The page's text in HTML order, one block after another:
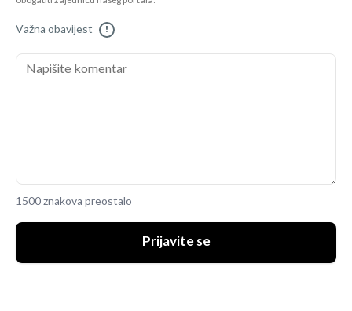
Važna obavijest !
1500 znakova preostalo
Prijavite se